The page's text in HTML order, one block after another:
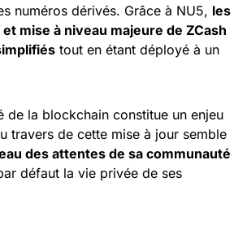
numéros dérivés. Grâce à NU5, les
mise à niveau majeure de ZCash
tout en étant déployé à un
de la blockchain constitue un enjeu
travers de cette mise à jour semble
des attentes de sa communauté
défaut la vie privée de ses